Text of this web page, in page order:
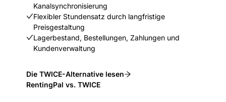
Kanalsynchronisierung
Flexibler Stundensatz durch langfristige
Preisgestaltung
Lagerbestand, Bestellungen, Zahlungen und
Kundenverwaltung
Die TWICE-Alternative lesen
RentingPal vs. TWICE